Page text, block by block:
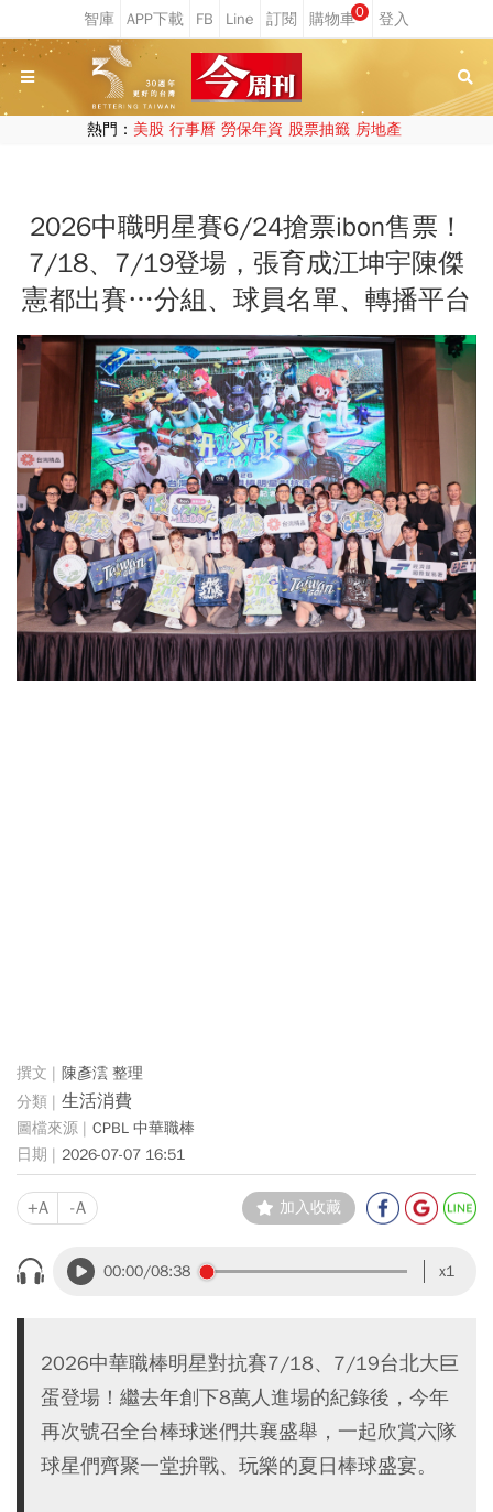
0
熱門： 美股 行事曆 勞保年資 股票抽籤 房地產
2026中職明星賽6/24搶票ibon售票！
7/18、7/19登場，張育成江坤宇陳傑
憲都出賽…分組、球員名單、轉播平台
陳彥澐 整理
生活消費
CPBL 中華職棒
2026-07-07 16:51
+A -A 加入收藏
00:00/08:38 x1
2026中華職棒明星對抗賽7/18、7/19台北大巨
蛋登場！繼去年創下8萬人進場的紀錄後，今年
再次號召全台棒球迷們共襄盛舉，一起欣賞六隊
球星們齊聚一堂拚戰、玩樂的夏日棒球盛宴。